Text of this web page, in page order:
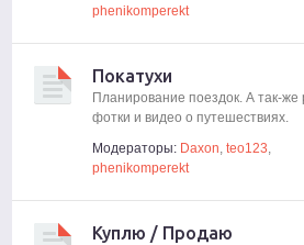
phenikomperekt
Покатухи
Планирование поездок. А так-же
фотки и видео о путешествиях.
Модераторы: Daxon,teo123,
phenikomperekt
Куплю / Продаю